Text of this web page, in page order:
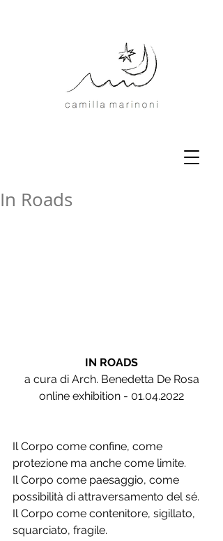
In Roads
IN ROADS
a cura di Arch. Benedetta De Rosa
online exhibition - 01.04.2022
Il Corpo come confine, come
protezione ma anche come limite.
Il Corpo come paesaggio, come
possibilità di attraversamento del sé.
Il Corpo come contenitore, sigillato,
squarciato, fragile.